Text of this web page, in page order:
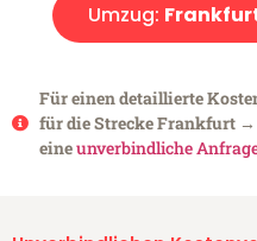
Umzug:
Für einen detaillierte
für die Strecke Frankfurt
eineunverbindliche